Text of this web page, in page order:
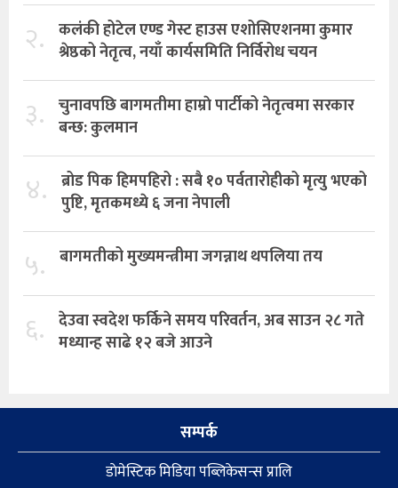
२. कलंकी होटेल एण्ड गेस्ट हाउस एशोसिएशनमा कुमार
श्रेष्ठको नेतृत्व, नयाँ कार्यसमिति निर्विरोध चयन
३. चुनावपछि बागमतीमा हाम्राे पार्टीको नेतृत्वमा सरकार
बन्छ: कुलमान
४. ब्रोड पिक हिमपहिरो : सबै १० पर्वतारोहीको मृत्यु भएको
पुष्टि, मृतकमध्ये ६ जना नेपाली
५. बागमतीको मुख्यमन्त्रीमा जगन्नाथ थपलिया तय
६. देउवा स्वदेश फर्किने समय परिवर्तन, अब साउन २८ गते
मध्यान्ह साढे १२ बजे आउने
सम्पर्क
डाेमेस्टिक मिडिया पब्लिकेसन्स प्रालि